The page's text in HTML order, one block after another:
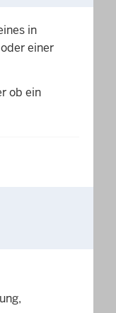
in
einer
ob ein